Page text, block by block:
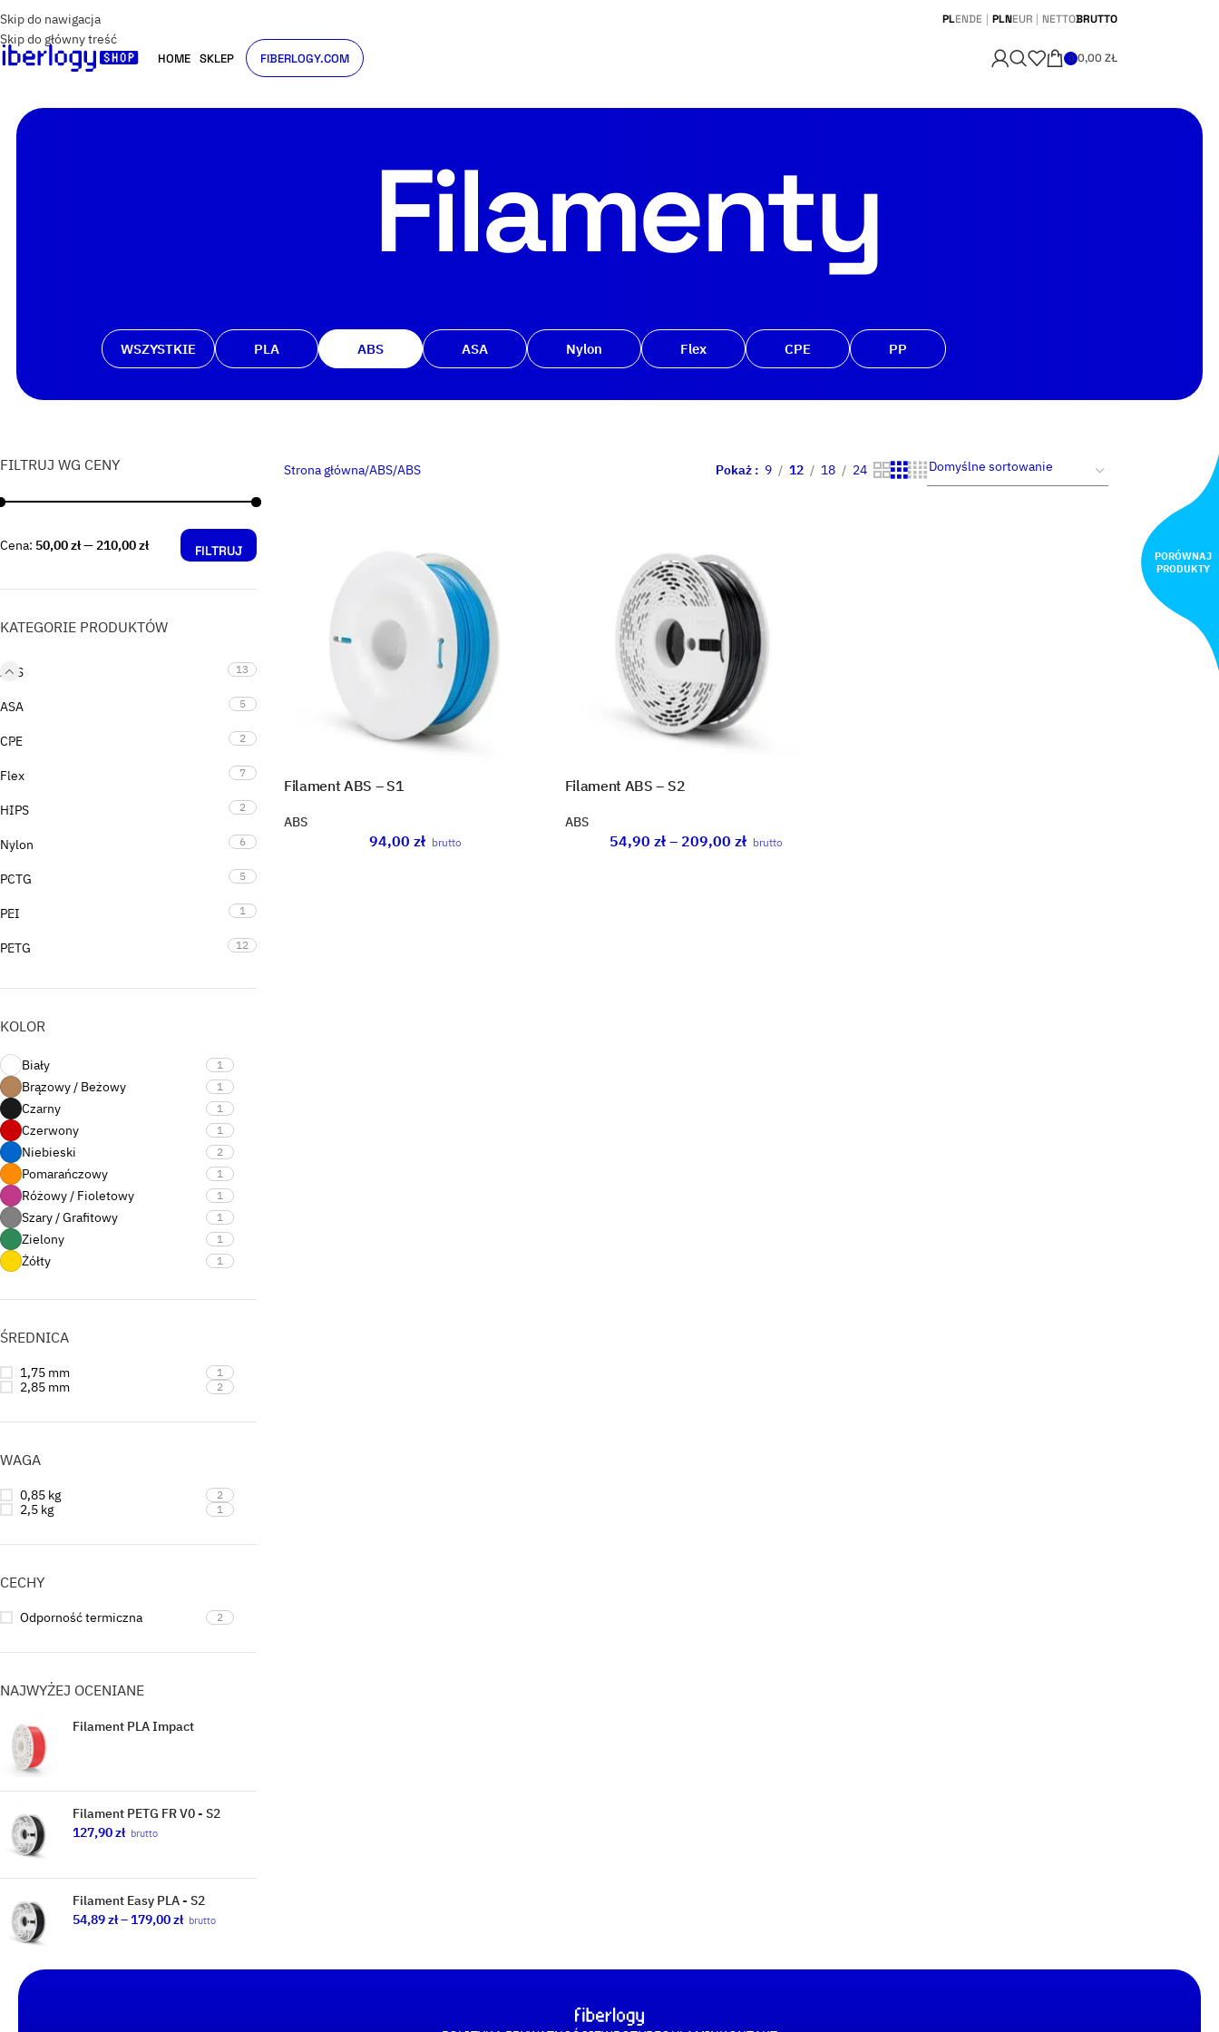
Skip do nawigacja
Skip do główny treść
PLENDE | PLNEUR | NETTOBRUTTO
HOME SKLEP FIBERLOGY.COM 0 0,00 ZŁ
PORÓWNAJ
PRODUKTY
Filamenty
WSZYSTKIE PLA ABS ASA Nylon Flex CPE PP
FILTRUJ WG CENY
FILTRUJ
Cena: 50,00 zł—210,00 zł
KATEGORIE PRODUKTÓW
ABS 13
ASA 5
CPE 2
Flex 7
HIPS 2
Nylon 6
PCTG 5
PEI 1
PETG 12
PVB
Support
Uncategorized
KOLOR
Biały 1
Brązowy / Beżowy 1
Czarny 1
Czerwony 1
Niebieski 2
Pomarańczowy 1
Różowy / Fioletowy 1
Szary / Grafitowy 1
Zielony 1
Żółty 1
ŚREDNICA
1,75 mm 1
2,85 mm 2
WAGA
0,85 kg 2
2,5 kg 1
CECHY
Odporność termiczna 2
NAJWYŻEJ OCENIANE
Filament PLA Impact
Filament PETG FR V0 - S2
127,90zł brutto
Filament Easy PLA - S2
54,89zł–179,00zł brutto
Strona główna ABS ABS Pokaż 9 12 18 24
Filament ABS – S1
ABS
94,00zł brutto
Filament ABS – S2
ABS
54,90zł – 209,00zł brutto